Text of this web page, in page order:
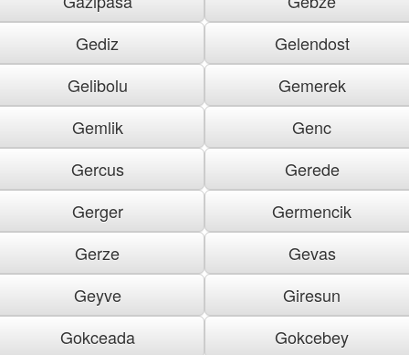
Gediz
Gelendost
Gelibolu
Gemerek
Gemlik
Genc
Gercus
Gerede
Gerger
Germencik
Gerze
Gevas
Geyve
Giresun
Gokceada
Gokcebey